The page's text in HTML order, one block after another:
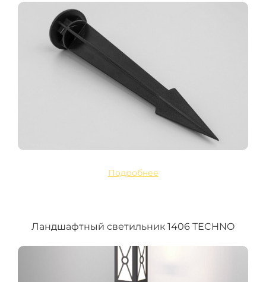
Подробнее
Ландшафтный светильник 1406 TECHNO